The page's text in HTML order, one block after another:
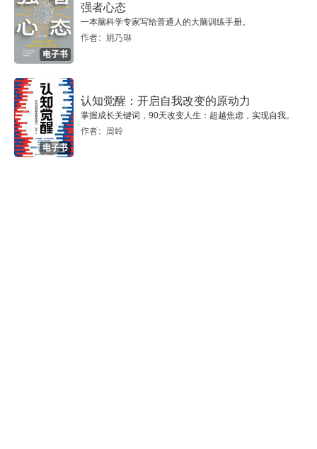
电子书
强者心态
一本脑科学专家写给普通人的大脑训练手册。
作者：姚乃琳
电子书
认知觉醒：开启自我改变的原动力
掌握成长关键词，90天改变人生：超越焦虑，实现自我。
作者：周岭